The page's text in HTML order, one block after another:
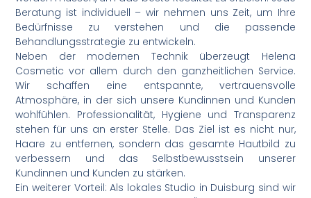
Beratung ist individuell – wir nehmen uns Zeit, um Ihre
Bedürfnisse zu verstehen und die passende
Behandlungsstrategie zu entwickeln.
Neben der modernen Technik überzeugt Helena
Cosmetic vor allem durch den ganzheitlichen Service.
Wir schaffen eine entspannte, vertrauensvolle
Atmosphäre, in der sich unsere Kundinnen und Kunden
wohlfühlen. Professionalität, Hygiene und Transparenz
stehen für uns an erster Stelle. Das Ziel ist es nicht nur,
Haare zu entfernen, sondern das gesamte Hautbild zu
verbessern und das Selbstbewusstsein unserer
Kundinnen und Kunden zu stärken.
Ein weiterer Vorteil: Als lokales Studio in Duisburg sind wir